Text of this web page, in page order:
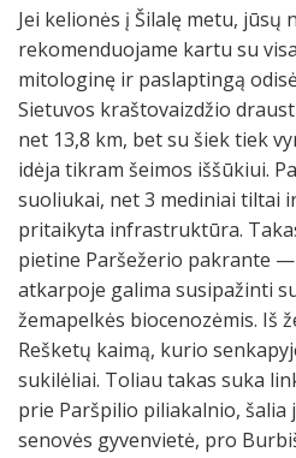
Jei kelionės į Šilalę metu, jūsų
rekomenduojame kartu su
mitologinę ir paslaptingą
Sietuvos kraštovaizdžio
net 13,8 km, bet su šiek tiek
idėja tikram šeimos iššūkiui.
suoliukai, net 3 mediniai tiltai
pritaikyta infrastruktūra.
pietine Paršežerio pakrante —
atkarpoje galima susipažinti
žemapelkės biocenozėmis. Iš
Rešketų kaimą, kurio
sukilėliai. Toliau takas suka
prie Paršpilio piliakalnio,
senovės gyvenvietė, pro